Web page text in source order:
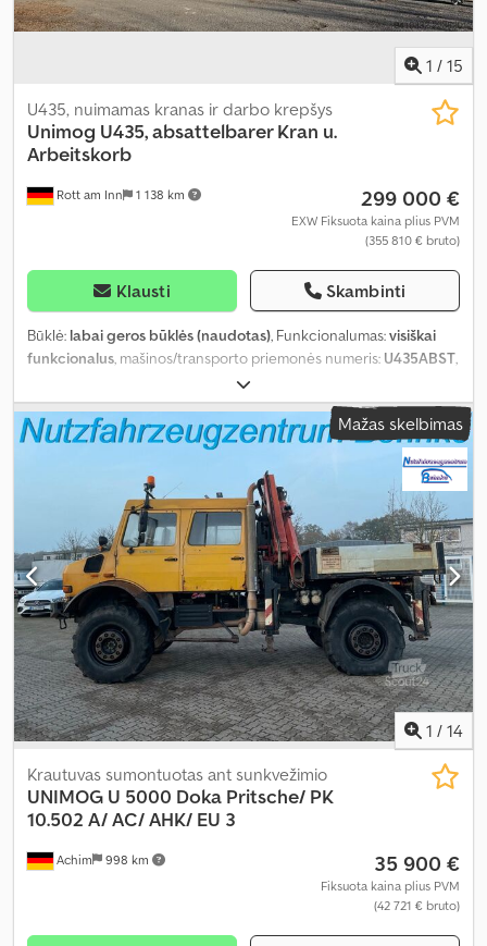
1 / 15
Rott am Inn 1 138 km
U435, nuimamas kranas ir darbo krepšys
Unimog U435, absattelbarer Kran u.
Arbeitskorb
299 000 €
EXW Fiksuota kaina plius PVM
(355 810 € bruto)
Klausti Skambinti
Būklė: labai geros būklės (naudotas), Funkcionalumas:visiškai
funkcionalus, mašinos/transporto priemonės numeris: U435ABST,
258,9 kW (352,01 AG)
08/2022, kuro tipas:dyzelinas, bendras svoris:14 000 kg,
padangos dydis:385/65 R22,5', ratų bazė:3 150 mm, kita apžiūra
(TÜV):02/2027, kuras: dyzelinas, kuro bako talpa: 250 l , spalva:
, vairuotojo kabina: dieninė kabina
, pavaros tipas:
, pavarų skaičius:8, pakaba:kitas
, sėdimų vietų
, bendras aukštis:2 900 mm, leistina ašies apkrova (ašis
7 000 kg, leistina ašies apkrova (ašis 2):8 000 kg, krovimo vietos
ilgis:2 385 mm, krovinių skyriaus plotis:2 075 mm , krovos erdvės
aukštis:400 mm, Gamybos metai:2022, veikimo valandos:575 h,
Įranga:
ABS, AdBlue, Bluetooth, Tachografas, USB jungtis,
autonominis šildytuvas, borto kompiuteris, centrinis užraktas,
diferencialo užraktas, elektrinis langų reguliavimas, galinis
keltuvas, kalno įkalnės asistentas, kranas, kruizo kontrolė, oro
kondicionavimas, papildomi žibintai, pilna techninės priežiūros
istorija, priekabos jungtis, priešrūkiniai žibintai, retarderis,
suodžių filtras, sėdynės šildytuvas, vairo stiprintuvas,
Mažas skelbimas
1 / 14
Achim 998 km
Krautuvas sumontuotas ant sunkvežimio
UNIMOG U 5000 Doka Pritsche/ PK
10.502 A/ AC/ AHK/ EU 3
35 900 €
Fiksuota kaina plius PVM
(42 721 € bruto)